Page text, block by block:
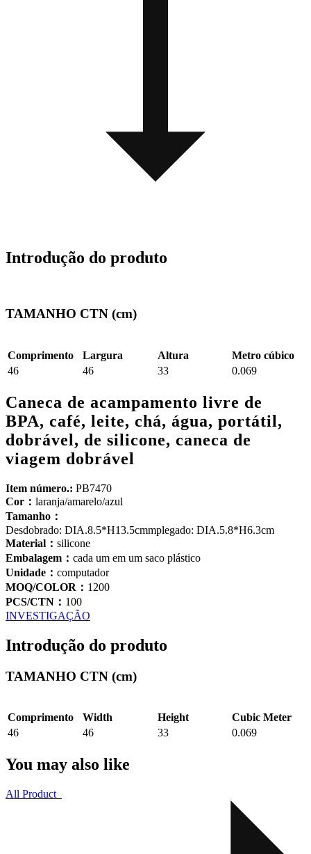
Introdução do produto
TAMANHO CTN (cm)
Comprimento Largura Altura
Metro cúbico
46
46 33 0.069
Caneca de acampamento livre de
BPA, café, leite, chá, água, portátil,
dobrável, de silicone, caneca de
viagem dobrável
Item número.: PB7470
Cor： laranja/amarelo/azul
Tamanho：
Desdobrado: DIA.8.5*H13.5cmmplegado: DIA.5.8*H6.3cm
Material： silicone
Embalagem： cada um em um saco plástico
Unidade： computador
MOQ/COLOR： 1200
PCS/CTN： 100
INVESTIGAÇÃO
Introdução do produto
TAMANHO CTN (cm)
Comprimento Width Height
Cubic Meter
46
46 33 0.069
You may also like
All Product